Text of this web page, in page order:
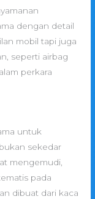
dengan detail
mobil tapi juga
seperti airbag
perkara
untuk
sekedar
mengemudi,
pada
dibuat dari kaca